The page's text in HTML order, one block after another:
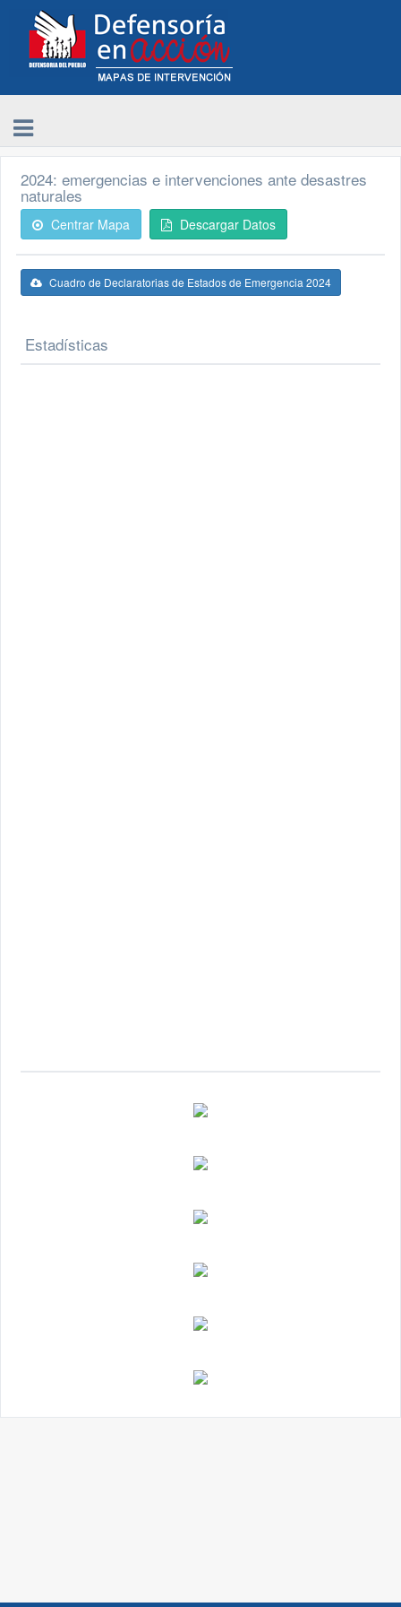
2024: emergencias e intervenciones ante desastres
naturales
Centrar Mapa Descargar Datos
Cuadro de Declaratorias de Estados de Emergencia 2024
Estadísticas